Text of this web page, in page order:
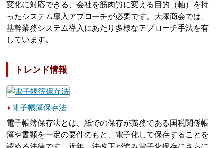
変化に対応できる、会社を筋肉質に変える目的（軸）を持
ったシステム導入アプローチが必要です。大塚商会では、
基幹業務システム導入にあたり多様なアプローチ手法を有
しています。
トレンド情報
電子帳簿保存法
電子帳簿保存法とは、紙での保存が義務である国税関係帳
簿や書類を一定の要件のもと、電子化して保存することを
認める法律です。近年、法改正が進み電子化保存にさらに